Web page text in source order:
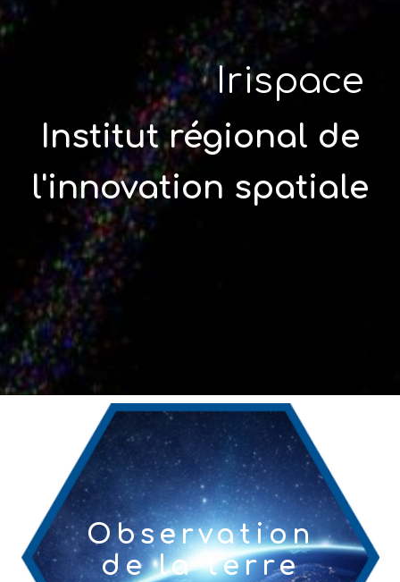
Irispace
Institut régional de
l'innovation spatiale
Observation
de la terre